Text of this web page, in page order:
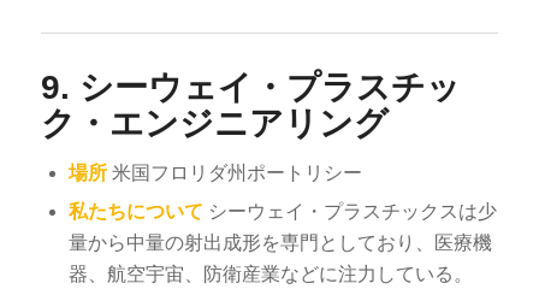
9. シーウェイ・プラスチッ
ク・エンジニアリング
場所米国フロリダ州ポートリシー
私たちについて シーウェイ・プラスチックスは少
量から中量の射出成形を専門としており、医療機
器、航空宇宙、防衛産業などに注力している。